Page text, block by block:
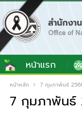
หน้าแรก
หน้าหลัก 7 กุมภาพันธ์
7 กุมภาพันธ์